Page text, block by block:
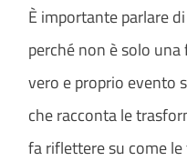
È importante parlare
perché non è solo
vero e proprio evento
che racconta le
fa riflettere su come